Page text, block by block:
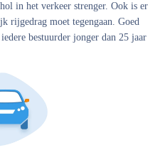
in het verkeer strenger. Ook is er
rijgedrag moet tegengaan. Goed
bestuurder jonger dan 25 jaar